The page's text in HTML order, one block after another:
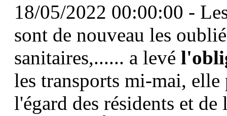
18/05/2022 00:00:00 -
sont de nouveau les
sanitaires,...... a levé
les transports mi-mai,
l'égard des résidents et